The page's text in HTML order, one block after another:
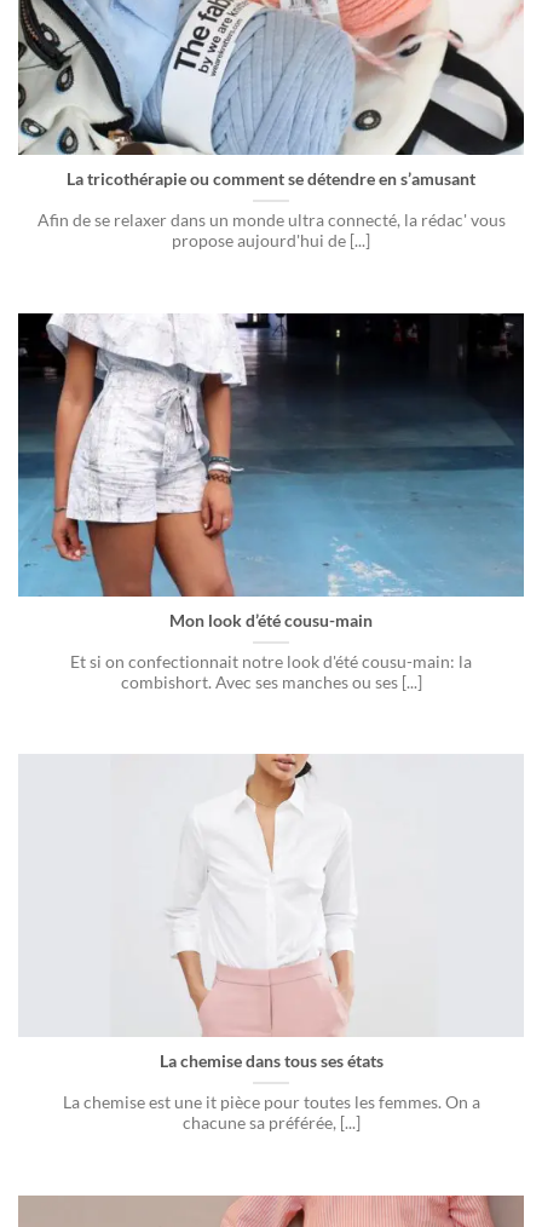
La tricothérapie ou comment se détendre en s’amusant
Afin de se relaxer dans un monde ultra connecté, la rédac' vous
propose aujourd'hui de [...]
Mon look d’été cousu-main
Et si on confectionnait notre look d'été cousu-main: la
combishort. Avec ses manches ou ses [...]
La chemise dans tous ses états
La chemise est une it pièce pour toutes les femmes. On a
chacune sa préférée, [...]